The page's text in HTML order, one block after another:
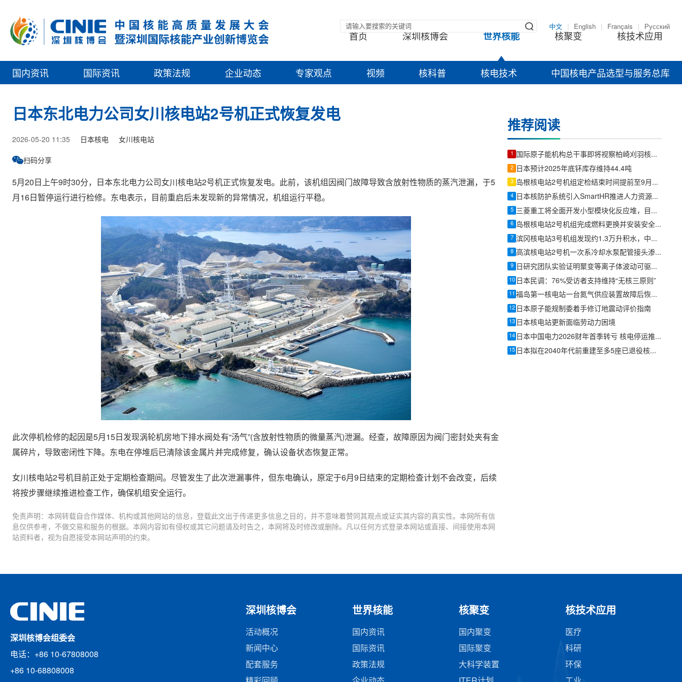
中文 English Français Русский
首页 深圳核博会 世界核能 核聚变 核技术应用
国内资讯 国际资讯 政策法规 企业动态 专家观点 视频 核科普 核电技术 中国核电产品选型与服务总库
日本东北电力公司女川核电站2号机正式恢复发电
2026-05-20 11:35 日本核电 女川核电站
扫码分享
5月20日上午9时30分，日本东北电力公司女川核电站2号机正式恢复发电。此前，该机组因阀门故障导致含放射性物质的蒸汽泄漏，于5
月16日暂停运行进行检修。东电表示，目前重启后未发现新的异常情况，机组运行平稳。
此次停机检修的起因是5月15日发现涡轮机房地下排水阀处有“汤气”(含放射性物质的微量蒸汽)泄漏。经查，故障原因为阀门密封处夹有金
属碎片，导致密闭性下降。东电在停堆后已清除该金属片并完成修复，确认设备状态恢复正常。
女川核电站2号机目前正处于定期检查期间。尽管发生了此次泄漏事件，但东电确认，原定于6月9日结束的定期检查计划不会改变，后续
将按步骤继续推进检查工作，确保机组安全运行。
免责声明：本网转载自合作媒体、机构或其他网站的信息，登载此文出于传递更多信息之目的，并不意味着赞同其观点或证实其内容的真实性。本网所有信
息仅供参考，不做交易和服务的根据。本网内容如有侵权或其它问题请及时告之，本网将及时修改或删除。凡以任何方式登录本网站或直接、间接使用本网
站资料者，视为自愿接受本网站声明的约束。
推荐阅读
1 国际原子能机构总干事即将视察柏崎刈羽核电站
2 日本预计2025年底钚库存维持44.4吨
3 岛根核电站2号机组定检结束时间提前至9月16日
4 日本核防护系统引入SmartHR推进人力资源数据集中管理
5 三菱重工将全面开发小型模块化反应堆，目标在日本实现商业化
6 岛根核电站2号机组完成燃料更换并安装安全壳顶盖
7 滨冈核电站3号机组发现约1.3万升积水，中部电力继续调查数据造假事件
8 高滨核电站2号机一次系冷却水泵配管接头渗水 关西电力确认无放射性影响
9 日研究团队实验证明聚变等离子体波动可驱动粒子向内输运
10 日本民调：76%受访者支持维持“无核三原则”
11 福岛第一核电站一台氮气供应装置故障后恢复运行
12 日本原子能规制委着手修订地震动评价指南
13 日本核电站更新面临劳动力困境
14 日本中国电力2026财年首季转亏 核电停运推高成本
15 日本拟在2040年代前重建至多5座已退役核电站
深圳核博会组委会
电话：+86 10-67808008
+86 10-68808008
深圳核博会
活动概况
新闻中心
配套服务
世界核能
国内资讯
国际资讯
政策法规
核聚变
国内聚变
国际聚变
大科学装置
核技术应用
医疗
科研
环保